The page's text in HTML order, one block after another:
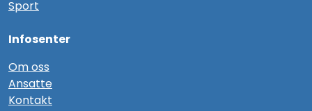
Sport
Infosenter
Om oss
Ansatte
Kontakt